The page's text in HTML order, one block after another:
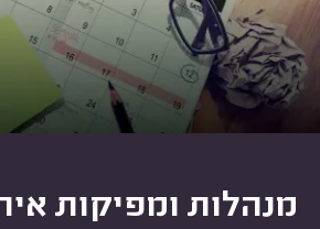
מנהלות ומפיקות